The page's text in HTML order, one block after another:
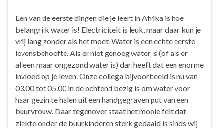
Eén van de eerste dingen die je leert in Afrika is hoe
belangrijk water is! Electriciteit is leuk, maar daar kun je
vrij lang zonder als het moet. Water is een echte eerste
levensbehoefte. Als er niet genoeg water is (of als er
alleen maar ongezond water is) dan heeft dat een enorme
invloed op je leven. Onze collega bijvoorbeeld is nu van
03.00 tot 05.00 in de ochtend bezig is om water voor
haar gezin te halen uit een handgegraven put van een
buurvrouw. Daar tegenover staat het mooie feit dat
ziekte onder de buurkinderen sterk gedaald is sinds wij